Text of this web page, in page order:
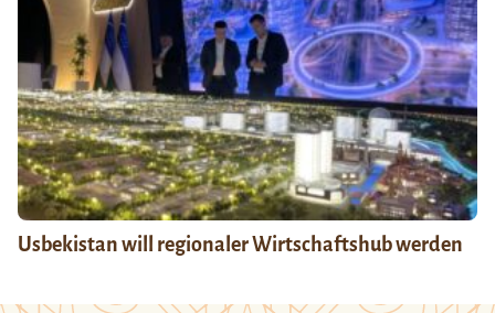
Usbekistan will regionaler Wirtschaftshub werden